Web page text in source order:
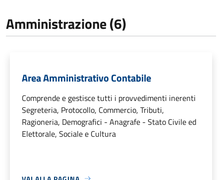
Amministrazione (6)
Area Amministrativo Contabile
Comprende e gestisce tutti i provvedimenti inerenti
Segreteria, Protocollo, Commercio, Tributi,
Ragioneria, Demografici - Anagrafe - Stato Civile ed
Elettorale, Sociale e Cultura